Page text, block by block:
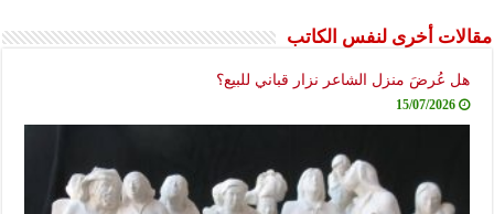
مقالات أخرى لنفس الكاتب
هل عُرضَ منزل الشاعر نزار قباني للبيع؟
15/07/2026